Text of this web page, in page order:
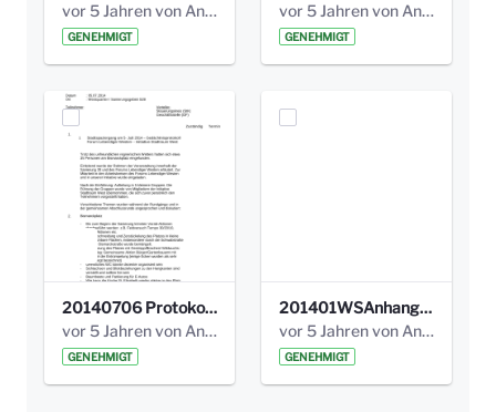
vor 5 Jahren von Anni Schlumberger
GENEHMIGT
vor 5 Jahren von Anni Schlumberger
GENEHMIGT
20140706 Protokoll Stadtspaziergang_01.pdf
vor 5 Jahren von Anni Schlumberger
GENEHMIGT
201401WSAnhang_1_Fotoprotokoll.pdf
vor 5 Jahren von Anni Schlumberger
GENEHMIGT